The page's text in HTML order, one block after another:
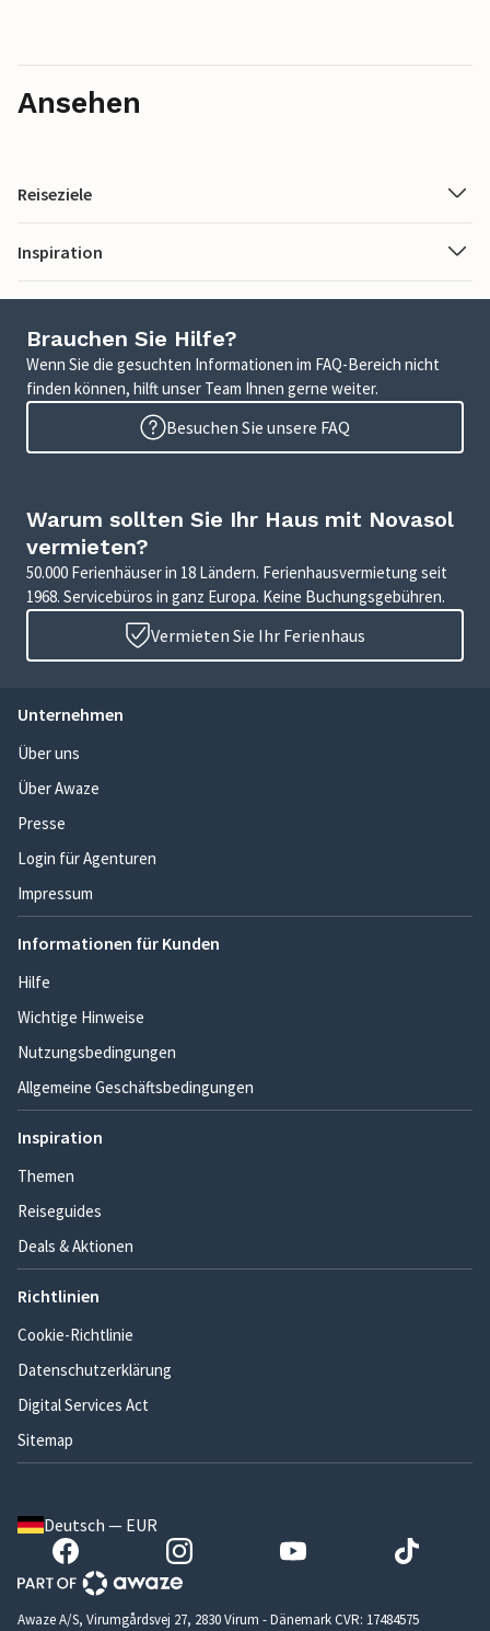
Ansehen
Reiseziele
Inspiration
Brauchen Sie Hilfe?
Wenn Sie die gesuchten Informationen im FAQ-Bereich nicht
finden können, hilft unser Team Ihnen gerne weiter.
Besuchen Sie unsere FAQ
Warum sollten Sie Ihr Haus mit Novasol
vermieten?
50.000 Ferienhäuser in 18 Ländern. Ferienhausvermietung seit
1968. Servicebüros in ganz Europa. Keine Buchungsgebühren.
Vermieten Sie Ihr Ferienhaus
Unternehmen
Über uns
Über Awaze
Presse
Login für Agenturen
Impressum
Informationen für Kunden
Hilfe
Wichtige Hinweise
Nutzungsbedingungen
Allgemeine Geschäftsbedingungen
Inspiration
Themen
Reiseguides
Deals & Aktionen
Richtlinien
Cookie-Richtlinie
Datenschutzerklärung
Digital Services Act
Sitemap
Deutsch — EUR
Awaze A/S, Virumgårdsvej 27, 2830 Virum - Dänemark CVR: 17484575